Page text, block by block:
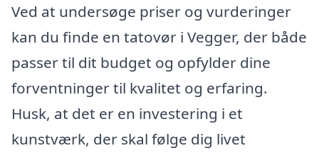
Ved at undersøge priser og vurderinger
kan du finde en tatovør i Vegger, der både
passer til dit budget og opfylder dine
forventninger til kvalitet og erfaring.
Husk, at det er en investering i et
kunstværk, der skal følge dig livet